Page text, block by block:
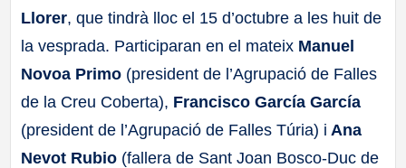
Llorer, que tindrà lloc el 15 d’octubre a les huit de
la vesprada. Participaran en el mateix Manuel
Novoa Primo (president de l’Agrupació de Falles
de la Creu Coberta), Francisco García García
(president de l’Agrupació de Falles Túria) i Ana
Nevot Rubio (fallera de Sant Joan Bosco-Duc de